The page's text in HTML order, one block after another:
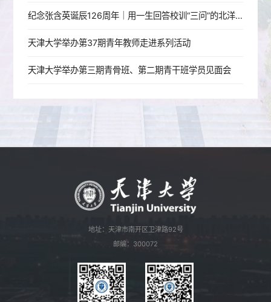
纪念张含英诞辰126周年｜用一生回答校训“三问”的北洋老校长
天津大学举办第37期青年教师走进系列活动
天津大学举办第三期青骨班、第二期青干班学员见面会
地址：天津市南开区卫津路92号
邮编：300072